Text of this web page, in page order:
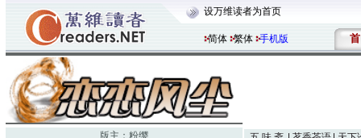
设万维读者为首页
简体 繁体 手机版 首
版主： 粉缨